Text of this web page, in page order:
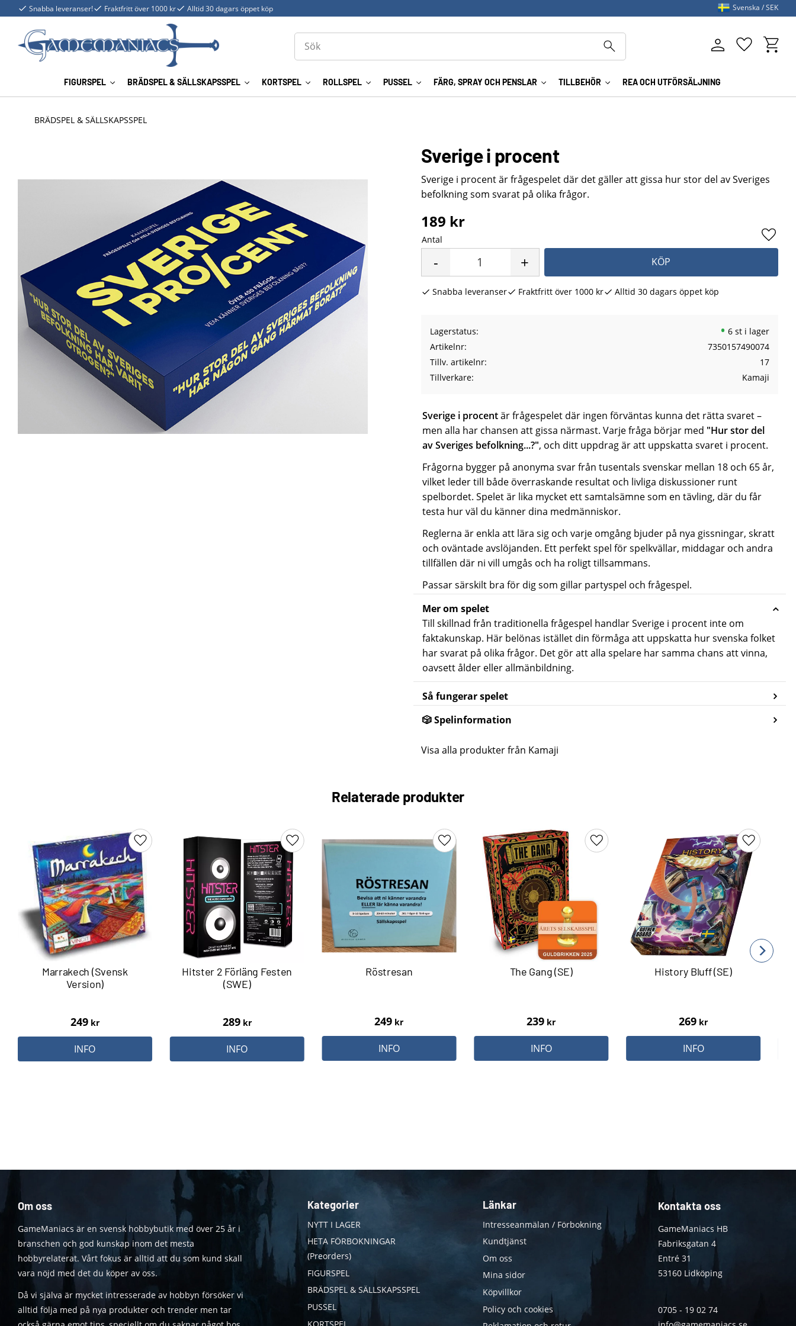
Snabba leveranser! Fraktfritt över 1000 kr Alltid 30 dagars öppet köp
FIGURSPEL BRÄDSPEL & SÄLLSKAPSSPEL KORTSPEL ROLLSPEL PUSSEL FÄRG, SPRAY OCH PENSLAR TILLBEHÖR REA OCH UTFÖRSÄLJNING
Favoriter
Svenska SEK
BRÄDSPEL & SÄLLSKAPSSPEL
Sverige i procent
Sverige i procent är frågespelet där det gäller att gissa hur stor del av Sveriges
befolkning som svarat på olika frågor.
189 kr
Antal
+
- KÖP
Lägg
Snabba leveranser Fraktfritt över 1000 kr Alltid 30 dagars öppet köp
Lagerstatus
6 st i lager
Artikelnr
7350157490074
Tillv. artikelnr
17
Tillverkare
Kamaji
Sverige i procentär frågespelet där ingen förväntas kunna det rätta svaret –
men alla har chansen att gissa närmast. Varje fråga börjar med "Hur stor del
av Sveriges befolkning...?", och ditt uppdrag är att uppskatta svaret i procent.
Frågorna bygger på anonyma svar från tusentals svenskar mellan 18 och 65 år,
vilket leder till både överraskande resultat och livliga diskussioner runt
spelbordet. Spelet är lika mycket ett samtalsämne som en tävling, där du får
testa hur väl du känner dina medmänniskor.
Reglerna är enkla att lära sig och varje omgång bjuder på nya gissningar, skratt
och oväntade avslöjanden. Ett perfekt spel för spelkvällar, middagar och andra
tillfällen där ni vill umgås och ha roligt tillsammans.
Passar särskilt bra för dig som gillar partyspel och frågespel.
Mer om spelet
Till skillnad från traditionella frågespel handlar Sverige i procent inte om
faktakunskap. Här belönas istället din förmåga att uppskatta hur svenska folket
har svarat på olika frågor. Det gör att alla spelare har samma chans att vinna,
oavsett ålder eller allmänbildning.
Så fungerar spelet
🎲 Spelinformation
Visa alla produkter från Kamaji
Relaterade produkter
Marrakech (Svensk
Version)
249kr
Lägg till i favoriter
INFO
Hitster 2 Förläng Festen
(SWE)
289kr
Lägg till i favoriter
INFO
Röstresan
249 kr
Lägg till i favoriter
INFO
The Gang (SE)
239 kr
Lägg till i favoriter
INFO
History Bluff (SE)
269 kr
Lägg till i
INFO
Om oss
GameManiacs är en svensk hobbybutik med över 25 år i
branschen och god kunskap inom det mesta
hobbyrelaterat. Vårt fokus är alltid att du som kund skall
vara nöjd med det du köper av oss.
Då vi själva är mycket intresserade av hobbyn försöker vi
alltid följa med på nya produkter och trender men tar
Kategorier
NYTT I LAGER
HETA FÖRBOKNINGAR
(Preorders)
FIGURSPEL
BRÄDSPEL & SÄLLSKAPSSPEL
PUSSEL
KORTSPEL
Länkar
Intresseanmälan / Förbokning
Kundtjänst
Om oss
Mina sidor
Köpvillkor
Policy och cookies
Kontakta oss
GameManiacs HB
Fabriksgatan 4
Entré 31
53160 Lidköping
0705 - 19 02 74